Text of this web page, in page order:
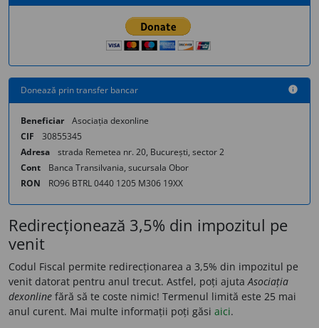
Donează prin transfer bancar info
Beneficiar
Asociația dexonline
CIF
30855345
Adresa
strada Remetea nr. 20, București, sector 2
Cont
Banca Transilvania, sucursala Obor
RON
RO96 BTRL 0440 1205 M306 19XX
Redirecționează 3,5% din impozitul pe
venit
Codul Fiscal permite redirecționarea a 3,5% din impozitul pe
venit datorat pentru anul trecut. Astfel, poți ajutaAsociația
dexonline fără să te coste nimic! Termenul limită este 25 mai
anul curent. Mai multe informații poți găsi aici.